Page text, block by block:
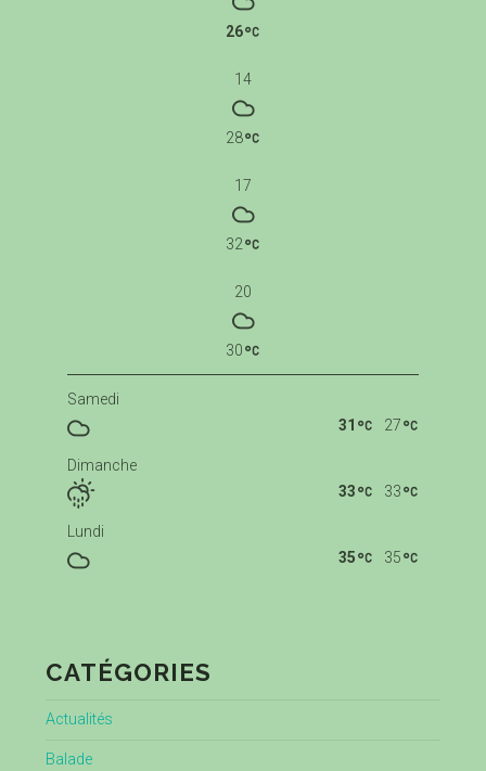
26
14
28
17
32
20
30
Samedi
27
31
Dimanche
33
33
Lundi
35
35
CATÉGORIES
Actualités
Balade